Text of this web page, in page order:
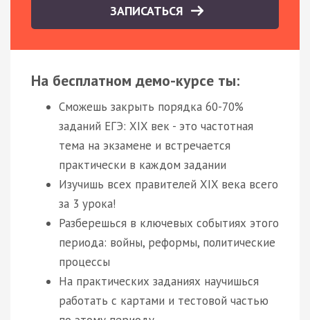
ЗАПИСАТЬСЯ
На бесплатном демо-курсе ты:
Сможешь закрыть порядка 60-70%
заданий ЕГЭ: XIX век - это частотная
тема на экзамене и встречается
практически в каждом задании
Изучишь всех правителей XIX века всего
за 3 урока!
Разберешься в ключевых событиях этого
периода: войны, реформы, политические
процессы
На практических заданиях научишься
работать с картами и тестовой частью